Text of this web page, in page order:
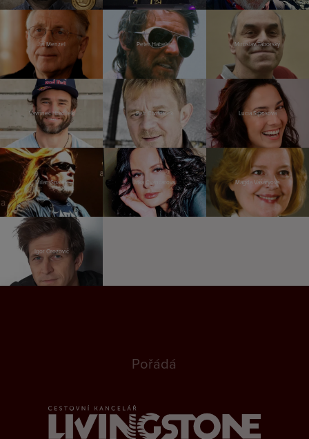
Jiří Menzel Peter Habeler Miroslav Táborský
Vavřinec Hradilek Petr Čtvrtníček Lucia Siposová
Milan Špalek Jitka Čvančarová Magda Vášáryová
Igor Orozovič
Pořádá